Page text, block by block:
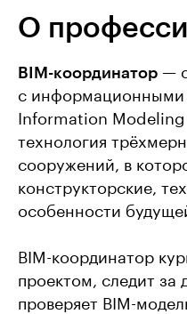
О
BIM-координатор —
с
Information
технология
сооружений, в
конструкторские,
особенности
BIM-координатор
проектом, следит за
проверяет BIM-